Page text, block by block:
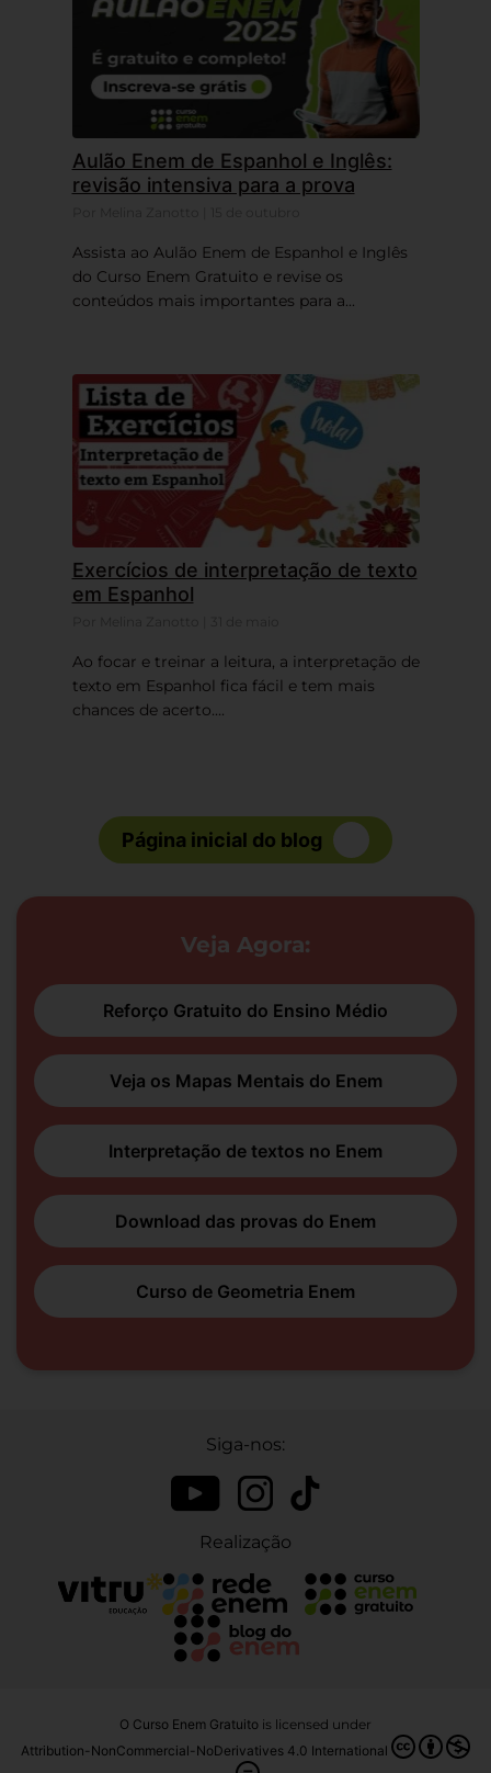
Aulão Enem de Espanhol e Inglês:
revisão intensiva para a prova
Assista ao Aulão Enem de Espanhol e Inglês
do Curso Enem Gratuito e revise os
conteúdos mais importantes para a...
Exercícios de interpretação de texto
em Espanhol
Ao focar e treinar a leitura, a interpretação de
texto em Espanhol fica fácil e tem mais
chances de acerto....
Página inicial do blog
Veja Agora:
Reforço Gratuito do Ensino Médio
Veja os Mapas Mentais do Enem
Interpretação de textos no Enem
Download das provas do Enem
Curso de Geometria Enem
Siga-nos:
Realização
O Curso Enem Gratuito is licensed under
Attribution-NonCommercial-NoDerivatives 4.0 International